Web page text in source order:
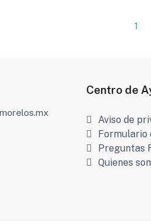
1
Centro de
Aviso de
Formulario
Preguntas
Quienes